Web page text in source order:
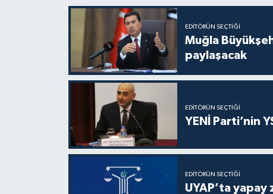
EDITÖRÜN SEÇTIĞI
Muğla
paylaşacak
EDITÖRÜN SEÇTIĞI
YENİ Parti’nin
EDITÖRÜN SEÇTIĞI
UYAP’ta